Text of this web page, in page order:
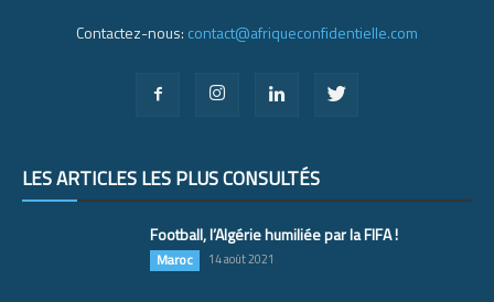
Contactez-nous: contact@afriqueconfidentielle.com
LES ARTICLES LES PLUS CONSULTÉS
Football, l’Algérie humiliée par la FIFA !
Maroc 14 août 2021